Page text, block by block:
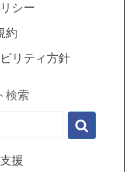
シー
約
リティ方針
検索
援